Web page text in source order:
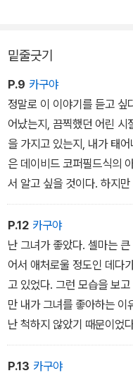
통보받는다. 퇴학 사유는 시
면에는 열일곱 살 소년을 뒤
호사인 아버지, 할리우드의
랐지만 홀든은 기성세대의
다.
그런 그에게 사립학교 펜시
을 들여다보면 치기 어린 동
위에 따라 학생들을 차별하
선처를 호소하는 대신 퇴학
뉴욕 거리를 헤매기로 마음
하룻밤, 여동생 피비의 애
치 못한 방향으로 흘러간다.
밑줄긋기
P.9 카구야
정말로 이 이야기를 듣고 싶
어났는지, 끔찍했던 어린 시
을 가지고 있는지, 내가 태
은 데이비드 코퍼필드식의
서 알고 싶을 것이다. 하지
다. 우선 그런 일들을 이야
게 시시콜콜하게 이야기했
킬 것 같기 때문이다.
P.12 카구야
난 그녀가 좋았다. 셀마는
어서 애처로울 정도인 데다
고 있었다. 그런 모습을 보
만 내가 그녀를 좋아하는 이
난 척하지 않았기 때문이었
를 알고 있었을까.
P.13 카구야